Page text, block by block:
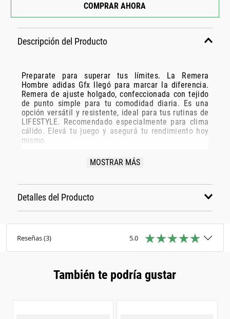
COMPRAR AHORA
Descripción del Producto
Preparate para superar tus límites. La Remera
Hombre adidas Gfx llegó para marcar la diferencia.
Remera de ajuste holgado, confeccionada con tejido
de punto simple para tu comodidad diaria. Es una
opción versátil y resistente, ideal para tus rutinas de
LIFESTYLE. Recomendado especialmente para clima
cálido. Elevá tu juego y asegurá tu rendimiento hoy
mismo.
Especificaciones Técnicas:
Disciplina: LIFESTYLE
Cierre: Calce fácil
Ajuste: Holgado
Instrucciones de lavado: Lavar a máquina con
agua fría delicate cycle
MOSTRAR MÁS
Detalles del Producto
Reseñas(3) 5.0
También te podría gustar